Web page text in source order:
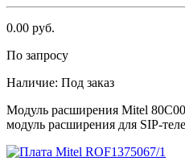
0.00 руб.
По запросу
Наличие: Под заказ
Модуль расширения Мitеl
модуль расширения для SIP-